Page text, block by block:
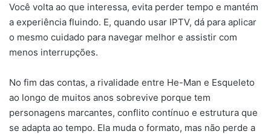
Você volta ao que interessa, evita perder tempo e mantém
a experiência fluindo. E, quando usar IPTV, dá para aplicar
o mesmo cuidado para navegar melhor e assistir com
menos interrupções.
No fim das contas, a rivalidade entre He-Man e Esqueleto
ao longo de muitos anos sobrevive porque tem
personagens marcantes, conflito contínuo e estrutura que
se adapta ao tempo. Ela muda o formato, mas não perde a